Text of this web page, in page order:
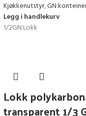
Kjøkkenutstyr,GN
Legg i handlekurv
1/2GN:Lokk
Lokk
transparent 1/3